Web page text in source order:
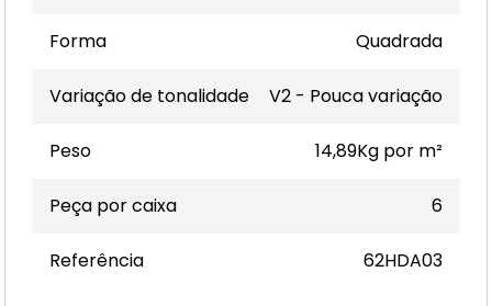
Forma Quadrada
Variação de tonalidade V2 - Pouca variação
Peso 14,89Kg por m²
Peça por caixa 6
Referência 62HDA03